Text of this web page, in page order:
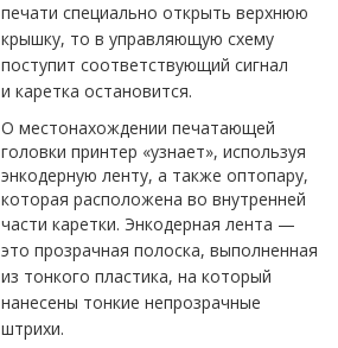
печати специально открыть верхнюю
крышку, то в управляющую схему
поступит соответствующий сигнал
и каретка остановится.
О местонахождении печатающей
головки принтер «узнает», используя
энкодерную ленту, а также оптопару,
которая расположена во внутренней
части каретки. Энкодерная лента —
это прозрачная полоска, выполненная
из тонкого пластика, на который
нанесены тонкие непрозрачные
штрихи.